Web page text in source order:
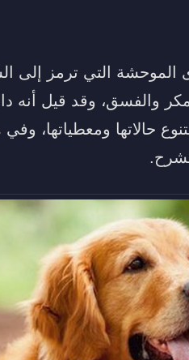
الموحشة التي ترمز إلى
والفسق، وقد قيل أنه
حالاتها ومعطياتها،